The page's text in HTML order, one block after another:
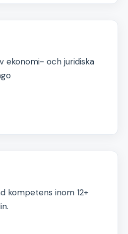
ekonomi- och juridiska
kompetens inom 12+